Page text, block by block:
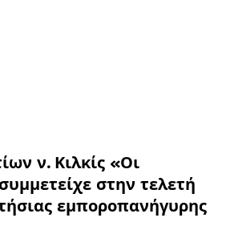
ν. Κιλκίς «Οι
στην τελετή
εμποροπανήγυρης